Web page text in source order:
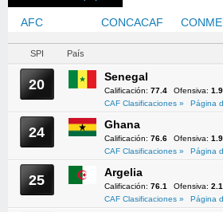
AFC CONCACAF
SPI País
20 Senegal
Calificación: 77.4 Ofensiva: 1.9
CAF Clasificaciones »
Página
24 Ghana
Calificación: 76.6 Ofensiva: 1.9
CAF Clasificaciones »
Página
25 Argelia
Calificación: 76.1 Ofensiva: 2.1
CAF Clasificaciones »
Página